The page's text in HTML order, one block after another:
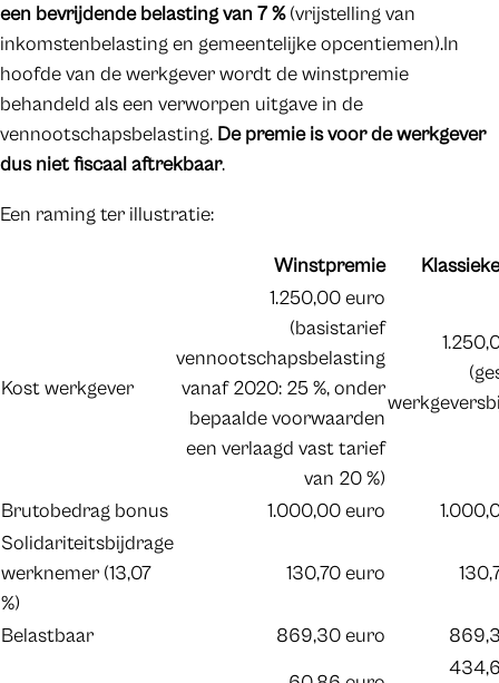
een bevrijdende belasting van 7 %(vrijstelling van
inkomstenbelasting en gemeentelijke opcentiemen).In
hoofde van de werkgever wordt de winstpremie
behandeld als een verworpen uitgave in de
vennootschapsbelasting. De premie is voor de werkgever
dus niet fiscaal aftrekbaar.
Een raming ter illustratie:
Winstpremie
Kost werkgever
1.250,00 euro
(basistarief
vennootschapsbelasting
vanaf 2020: 25 %, onder
bepaalde voorwaarden
een verlaagd vast tarief
van 20 %)
Brutobedrag bonus 1.000,00 euro
Solidariteitsbijdrage
werknemer (13,07
%)
130,70 euro
Belastbaar 869,30 euro